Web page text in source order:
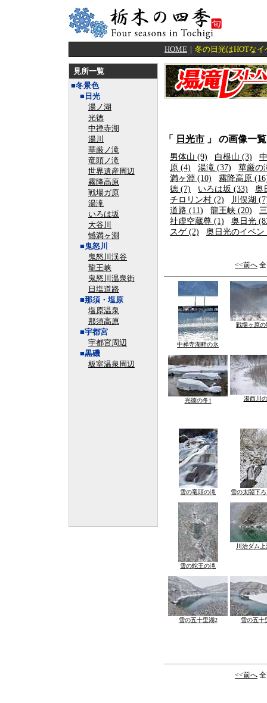
HOME ｜ 冬の日光はHOTな
見所一覧
■冬景色
■日光
湯ノ湖
光徳
中禅寺湖
湯川
華厳ノ滝
竜頭ノ滝
世界遺産周辺
霧降高原
戦場ガ原
湯滝
いろは坂
大谷川
憾満ヶ淵
■鬼怒川
鬼怒川渓谷
龍王峡
鬼怒川温泉街
日塩道路
■那須・塩原
塩原温泉
那須高原
■宇都宮
宇都宮周辺
■黒磯
板室温泉周辺
「 日光市 」 の画像一覧
男体山 (9) 白根山 (3)
原 (4)
湯滝 (37)
華厳の
満ヶ淵 (10)
霧降高原
徳 (7)
いろは坂 (33)
奥
チロリン村 (2)
川俣湖
道路 (11)
龍王峡 (20)
社虚空蔵尊 (1)
奥日光
スゲ (2)
奥日光のイベン
<<前へ
中禅寺湖畔の氷
戦場ヶ原の
光徳の冬1 湯西川
雪の竜頭の滝 雪の太閤下
雪の蛇王の滝
川治ダム
雪の五十里湖2 雪の五十
<<前へ